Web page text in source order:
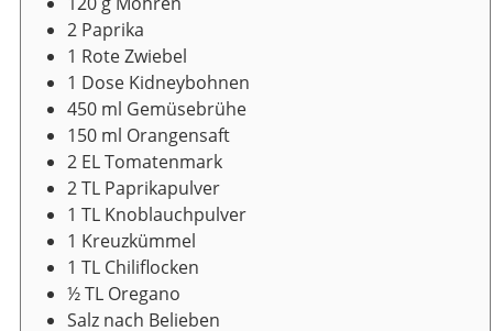
2 Paprika
1 Rote Zwiebel
1 Dose Kidneybohnen
450 ml Gemüsebrühe
150 ml Orangensaft
2 ELTomatenmark
2TL Paprikapulver
1 TL Knoblauchpulver
1 Kreuzkümmel
1 TL Chiliflocken
½TL Oregano
Salz nach Belieben